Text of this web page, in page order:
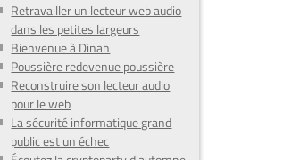
Retravailler un lecteur web audio
dans les petites largeurs
Bienvenue à Dinah
Poussière redevenue poussière
Reconstruire son lecteur audio
pour le web
La sécurité informatique grand
public est un échec